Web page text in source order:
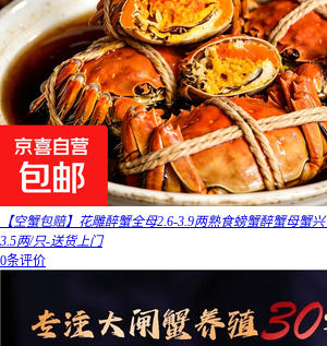
【空蟹包赔】花雕醉蟹全母2.6-3.9两熟食螃蟹醉蟹母蟹
3.5两/只-送货上门
0条评价